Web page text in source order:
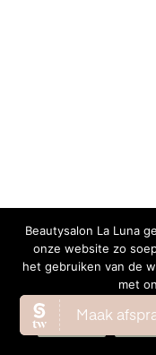
Beautysalon La Luna
onze website zo
het gebruiken van de
met
OK